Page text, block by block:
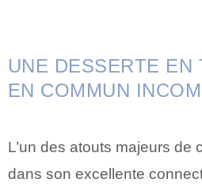
UNE DESSERTE EN
EN COMMUN
L’un des atouts majeurs de
dans son excellente